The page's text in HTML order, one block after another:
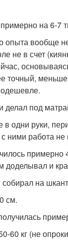
на 6-7
вообще
не в счет
точный,
делал под
одни руки,
ними работа
примерно
доделывал и
на
см.
60 кг (не